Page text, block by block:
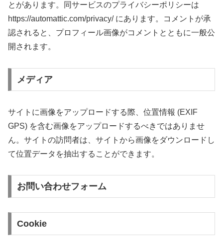
とがあります。同サービスのプライバシーポリシーは
https://automattic.com/privacy/ にあります。コメントが承
認されると、プロフィール画像がコメントとともに一般公
開されます。
メディア
サイトに画像をアップロードする際、位置情報 (EXIF
GPS) を含む画像をアップロードするべきではありませ
ん。サイトの訪問者は、サイトから画像をダウンロードし
て位置データを抽出することができます。
お問い合わせフォーム
Cookie